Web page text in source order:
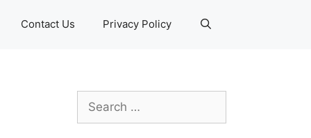
Contact Us Privacy Policy
Search
for: